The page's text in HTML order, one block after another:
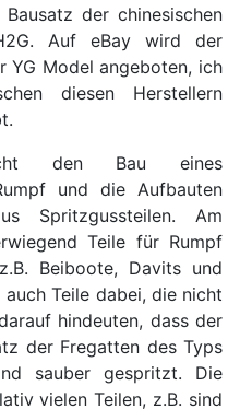
der chinesischen
Auf eBay wird der
YG Model angeboten, ich
diesen Herstellern
den Bau eines
und die Aufbauten
Spritzgussteilen. Am
Teile für Rumpf
Beiboote, Davits und
Teile dabei, die nicht
hindeuten, dass der
der Fregatten des Typs
sauber gespritzt. Die
vielen Teilen, z.B. sind